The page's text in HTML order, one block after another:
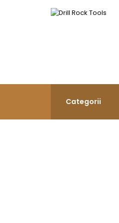
Categorii